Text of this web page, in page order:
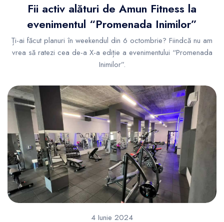
Fii activ alături de Amun Fitness la
evenimentul “Promenada Inimilor”
Ți-ai făcut planuri în weekendul din 6 octombrie? Fiindcă nu am
vrea să ratezi cea de-a X-a ediție a evenimentului “Promenada
Inimilor”.
4 Iunie 2024